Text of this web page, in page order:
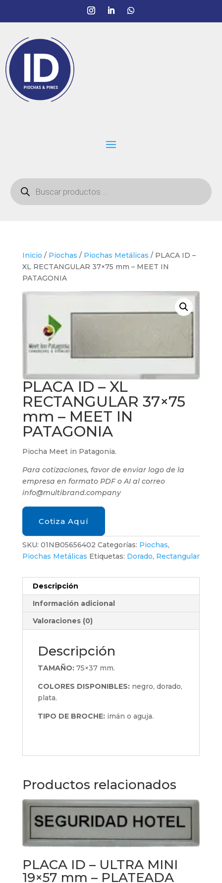
Búsqueda
de
productos
Inicio / Piochas / Piochas Metálicas / PLACA ID –
XL RECTANGULAR 37×75 mm – MEET IN
PATAGONIA
PLACA ID – XL
RECTANGULAR 37×75
mm – MEET IN
PATAGONIA
Piocha Meet in Patagonia.
Para cotizaciones, favor de enviar logo de la
empresa en formato PDF o AI al correo
info@multibrand.company
Cotiza Aquí
SKU: 01NB05656402 Categorías: Piochas,
Piochas Metálicas Etiquetas: Dorado, Rectangular
Descripción
Información adicional
Valoraciones (0)
Descripción
TAMAÑO:75×37 mm.
COLORES DISPONIBLES:negro, dorado,
plata.
TIPO DE BROCHE:imán o aguja.
Productos relacionados
PLACA ID – ULTRA MINI
19×57 mm – PLATEADA